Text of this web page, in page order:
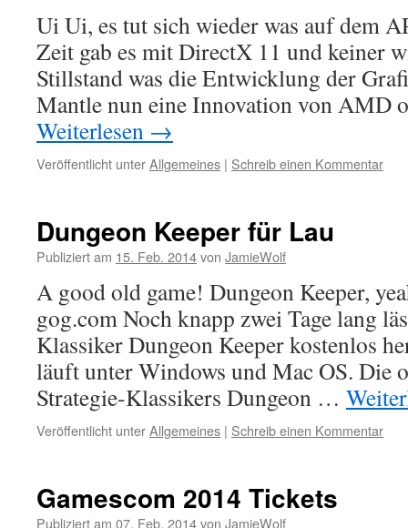
Ui Ui, es tut sich wieder was auf dem
Zeit gab es mit DirectX 11 und keiner
Stillstand was die Entwicklung der
Mantle nun eine Innovation von AMD
Weiterlesen →
Veröffentlicht unterAllgemeines | Schreib einen Kommentar
Dungeon Keeper für Lau
Publiziert am 15. Feb. 2014von JamieWolf
A good old game! Dungeon Keeper,
gog.com Noch knapp zwei Tage lang
Klassiker Dungeon Keeper kostenlos
läuft unter Windows und Mac OS. Die
Strategie-Klassikers Dungeon …
Veröffentlicht unterAllgemeines | Schreib einen Kommentar
Gamescom 2014 Tickets
Publiziert am 07. Feb. 2014von JamieWolf